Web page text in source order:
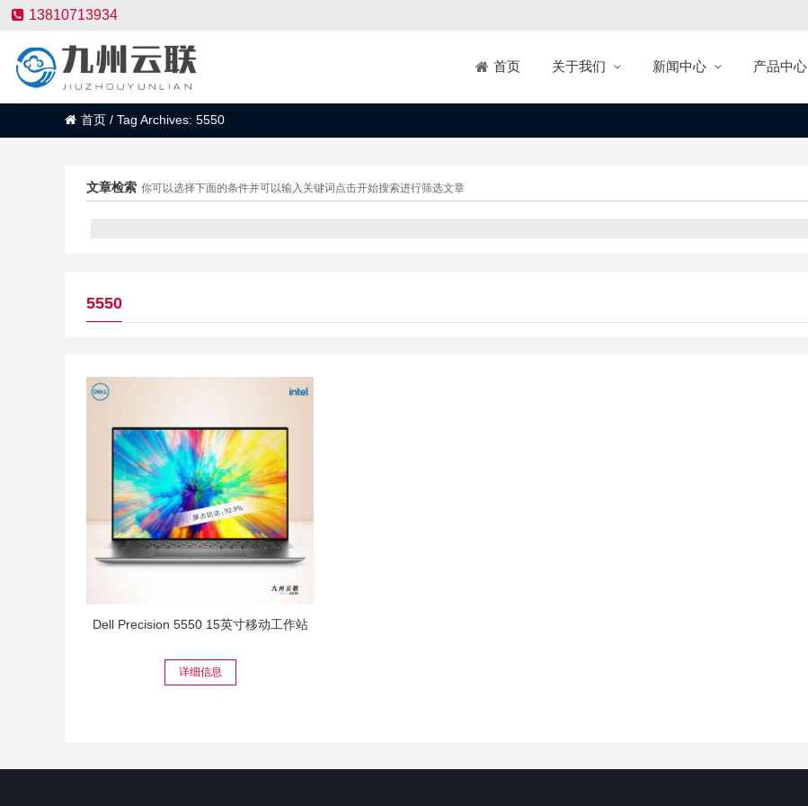
13810713934
首页 关于我们 新闻中心 产品中心
首页 / Tag Archives: 5550
文章检索 你可以选择下面的条件并可以输入关键词点击开始搜索进行筛选文章
5550
Dell Precision 5550 15英寸移动工作站
详细信息